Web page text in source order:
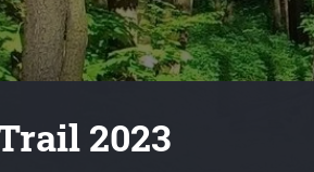
2023